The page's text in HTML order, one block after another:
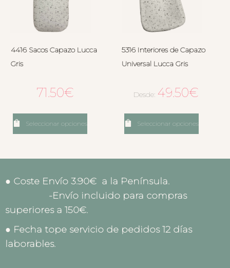
4416 Sacos Capazo Lucca
Gris
71.50€
Seleccionar opciones
5316 Interiores de Capazo
Universal Lucca Gris
Desde: 49.50€
Seleccionar opciones
● Coste Envío 3.90€ a la Península.
-Envío incluido para compras
superiores a 150€.
● Fecha tope servicio de pedidos 12 días
laborables.